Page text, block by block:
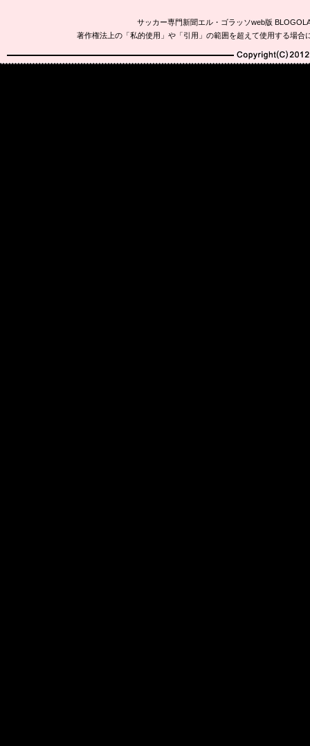
サッカー専門新聞エル・ゴラッソweb版
著作権法上の「私的使用」や「引用」の範囲を超えて使用する場
Copyright(C)2010-